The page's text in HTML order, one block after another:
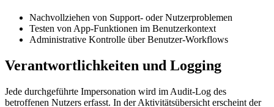
Nachvollziehen von Support- oder Nutzerproblemen
Testen von App-Funktionen im Benutzerkontext
Administrative Kontrolle über Benutzer-Workflows
Verantwortlichkeiten und Logging
Jede durchgeführte Impersonation wird im Audit-Log des
betroffenen Nutzers erfasst. In der Aktivitätsübersicht erscheint der